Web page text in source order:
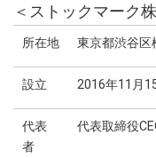
＜ストックマーク
所在地 東京都渋谷区
設立 2016年11月
代表
者
代表取締役